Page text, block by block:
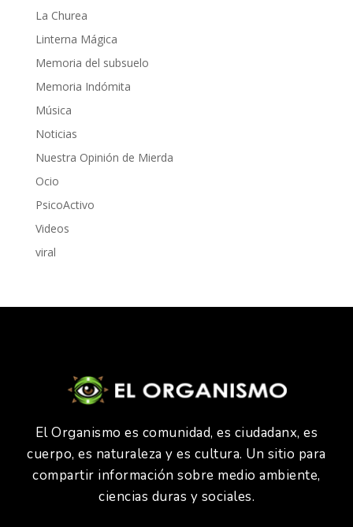
La Churea
Linterna Mágica
Memoria del subsuelo
Memoria Indómita
Música
Noticias
Nuestra Opinión de Mierda
Ocio
PsicoActivo
Videos
viral
El Organismo es comunidad, es ciudadanx, es
cuerpo, es naturaleza y es cultura. Un sitio para
compartir información sobre medio ambiente,
ciencias duras y sociales.